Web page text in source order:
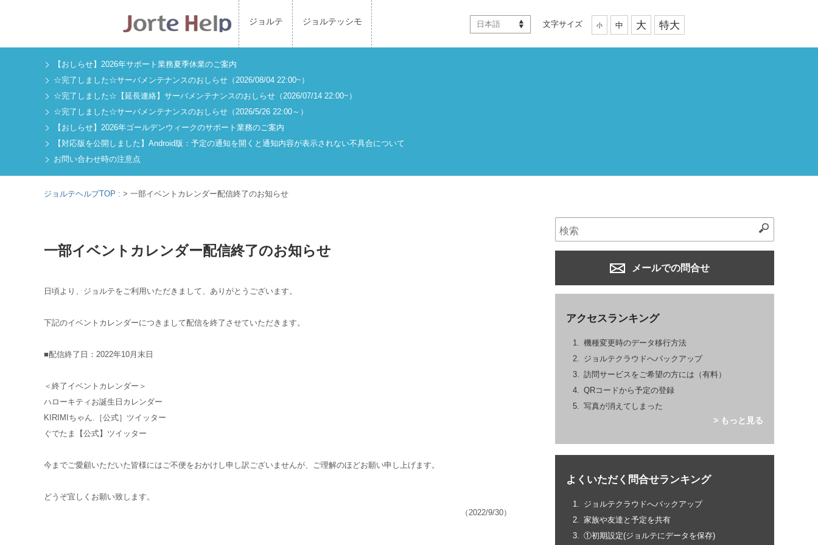
ジョルテ ジョルテッシモ 日本語 文字サイズ 小 中 大 特大
【おしらせ】2026年サポート業務夏季休業のご案内
☆完了しました☆サーバメンテナンスのおしらせ（2026/08/04 22:00~）
☆完了しました☆【延長連絡】サーバメンテナンスのおしらせ（2026/07/14 22:00~）
☆完了しました☆サーバメンテナンスのおしらせ（2026/5/26 22:00～）
【おしらせ】2026年ゴールデンウィークのサポート業務のご案内
【対応版を公開しました】Android版：予定の通知を開くと通知内容が表示されない不具合について
お問い合わせ時の注意点
ジョルテヘルプTOP : > 一部イベントカレンダー配信終了のお知らせ
一部イベントカレンダー配信終了のお知らせ
日頃より、ジョルテをご利用いただきまして、ありがとうございます。
下記のイベントカレンダーにつきまして配信を終了させていただきます。
■配信終了日：2022年10月末日
＜終了イベントカレンダー＞
ハローキティお誕生日カレンダー
KIRIMIちゃん.［公式］ツイッター
ぐでたま【公式】ツイッター
今までご愛顧いただいた皆様にはご不便をおかけし申し訳ございませんが、ご理解のほどお願い申し上げます。
どうぞ宜しくお願い致します。
（2022/9/30）
メールでの問合せ
アクセスランキング
機種変更時のデータ移行方法
ジョルテクラウドへバックアップ
訪問サービスをご希望の方には（有料）
QRコードから予定の登録
写真が消えてしまった
> もっと見る
よくいただく問合せランキング
ジョルテクラウドへバックアップ
家族や友達と予定を共有
①初期設定(ジョルテにデータを保存)